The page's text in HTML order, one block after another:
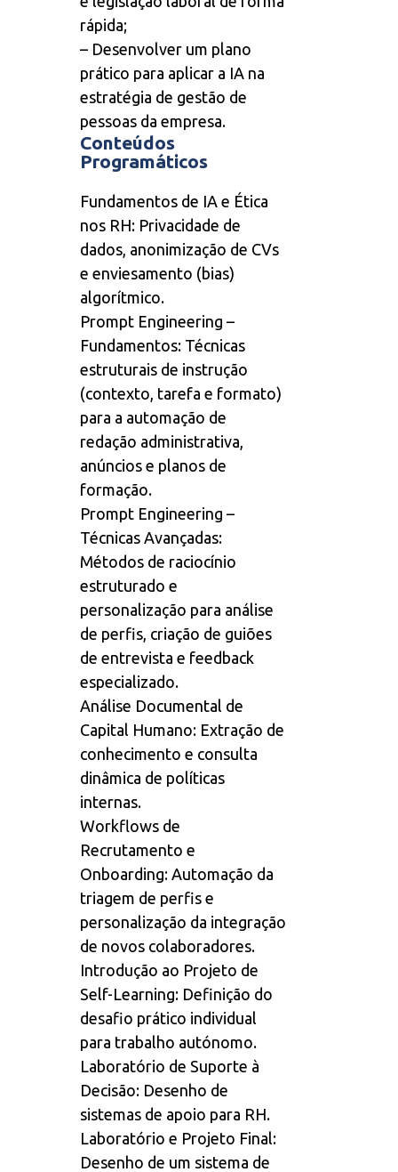
rápida;
– Desenvolver um plano
prático para aplicar a IA na
estratégia de gestão de
pessoas da empresa.
Conteúdos
Programáticos
Fundamentos de IA e Ética
nos RH: Privacidade de
dados, anonimização de CVs
e enviesamento (bias)
algorítmico.
Prompt Engineering –
Fundamentos: Técnicas
estruturais de instrução
(contexto, tarefa e formato)
para a automação de
redação administrativa,
anúncios e planos de
formação.
Prompt Engineering –
Técnicas Avançadas:
Métodos de raciocínio
estruturado e
personalização para análise
de perfis, criação de guiões
de entrevista e feedback
especializado.
Análise Documental de
Capital Humano: Extração de
conhecimento e consulta
dinâmica de políticas
internas.
Workflows de
Recrutamento e
Onboarding: Automação da
triagem de perfis e
personalização da integração
de novos colaboradores.
Introdução ao Projeto de
Self-Learning: Definição do
desafio prático individual
para trabalho autónomo.
Laboratório de Suporte à
Decisão: Desenho de
sistemas de apoio para RH.
Laboratório e Projeto Final:
Desenho de um sistema de